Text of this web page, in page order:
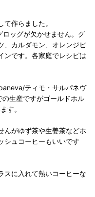
作らました。
ッグが欠かせません。グ
、カルダモン、オレンジピ
ンです。各家庭でレシピは
ティモ・サルパネヴ
生産ですがゴールドホル
す。
んがゆず茶や生姜茶などホ
シュコーヒーもいいです
スに入れて熱いコーヒーな